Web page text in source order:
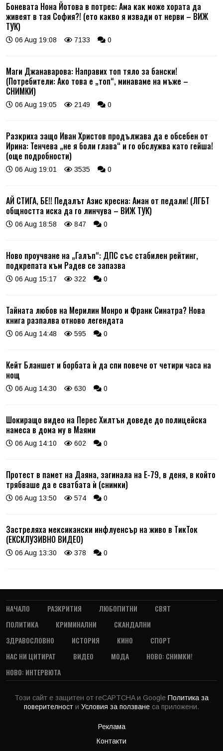
Боневата Нона Йотова в потрес: Ама как може хората да
живеят в тая София?! (ето какво я извади от нерви – ВИЖ
ТУК)
06 Aug 19:08 7133 0
Маги Джанаварова: Направих топ тяло за бански!
(Потребители: Ако това е „топ“, минаваме на мъже –
СНИМКИ)
06 Aug 19:05 2149 0
Разкриха защо Иван Христов продължава да е обсебен от
Ирина: Тенчева „не я боли глава“ и го обслужва като гейша!
(още подробности)
06 Aug 19:01 3535 0
АЙ СТИГА, БЕ!! Педалът Азис кресна: Аман от педали! (ЛГБТ
общността иска да го линчува – ВИЖ ТУК)
06 Aug 18:58 847 0
Ново проучване на „Галъп“: ДПС със стабилен рейтинг,
подкрепата към Радев се запазва
06 Aug 15:17 322 0
Тайната любов на Мерилин Монро и Франк Синатра? Нова
книга разпалва отново легендата
06 Aug 14:48 595 0
Кейт Бланшет и борбата ѝ да спи повече от четири часа на
нощ
06 Aug 14:30 630 0
Шокиращо видео на Перес Хилтън доведе до полицейска
намеса в дома му в Маями
06 Aug 14:10 602 0
Протест в памет на Даяна, загинала на Е-79, в деня, в който
трябваше да е сватбата ѝ (снимки)
06 Aug 13:50 574 0
Застреляха мексикански инфлуенсър на живо в ТикТок
(ЕКСКЛУЗИВНО ВИДЕО)
06 Aug 13:30 378 0
НАЧАЛО РАЗКРИТИЯ ЛЮБОПИТНИ
СВЯТ
ПОЛИТИКА
КРИМИНАЛНИ
СКАНДАЛНИ
ЗДРАВОСЛОВНО
ИСТОРИЯ КИНО
СПОРТ
НАС НИ ЦИТИРАТ
ВИДЕО МОДА
НОВО: СНИМКИ!
НОВО: ИНТЕРВЮТА
Този сайт е защитен от reCAPTCHA и Google Политика за
поверителност и Условия за ползване са приложени.
Реклама
Контакти